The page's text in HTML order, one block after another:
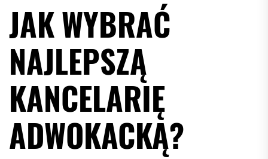
JAK WYBRAĆ
NAJLEPSZĄ
KANCELARIĘ
ADWOKACKĄ?